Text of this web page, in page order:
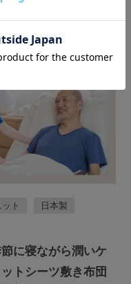
ト 日本製
に寝ながら潤いケ
トシーツ敷き布団